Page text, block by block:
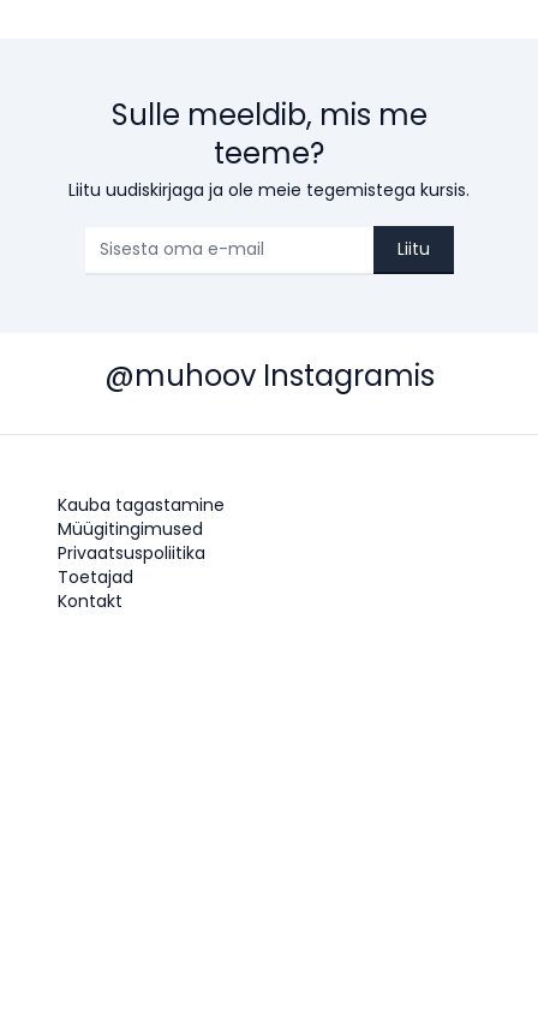
Sulle meeldib, mis me
teeme?
Liitu uudiskirjaga ja ole meie tegemistega kursis.
Liitu
@muhoov Instagramis
Kauba tagastamine
Müügitingimused
Privaatsuspoliitika
Toetajad
Kontakt